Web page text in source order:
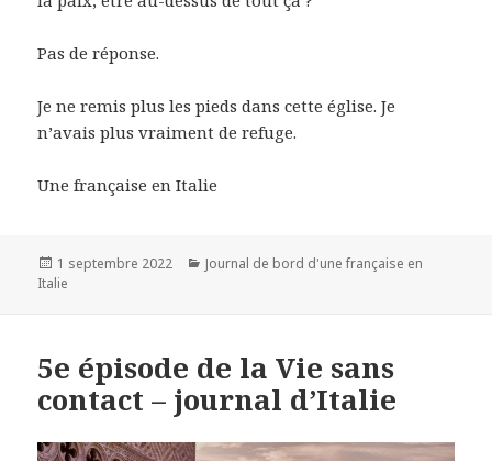
Pas de réponse.
Je ne remis plus les pieds dans cette église. Je
n’avais plus vraiment de refuge.
Une française en Italie
Publié
le
1 septembre 2022 Catégories
Journal de bord d'une française en
Italie
5e épisode de la Vie sans
contact – journal d’Italie